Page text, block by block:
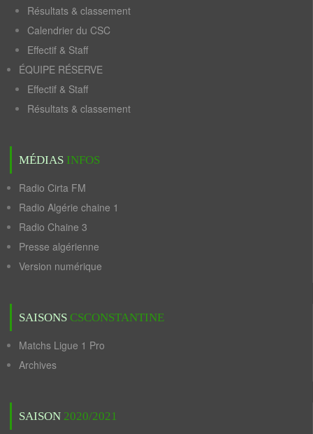
Résultats & classement
Calendrier du CSC
Effectif & Staff
ÉQUIPE RÉSERVE
Effectif & Staff
Résultats & classement
MÉDIAS INFOS
Radio Cirta FM
Radio Algérie chaine 1
Radio Chaine 3
Presse algérienne
Version numérique
SAISONS CSCONSTANTINE
Matchs Ligue 1 Pro
Archives
SAISON 2020/2021